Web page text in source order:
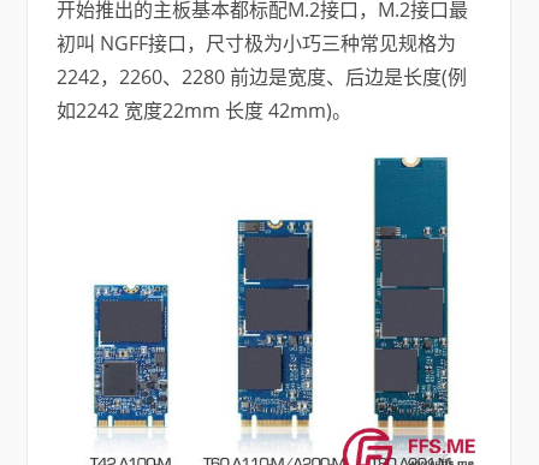
开始推出的主板基本都标配M.2接口，M.2接口最
初叫 NGFF接口，尺寸极为小巧三种常见规格为
2242，2260、2280 前边是宽度、后边是长度(例
如2242 宽度22mm 长度 42mm)。